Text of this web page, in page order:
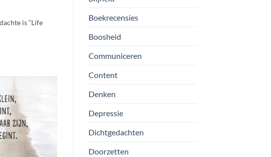
is “Life
Boekrecensies
Boosheid
Communiceren
Content
Denken
Depressie
Dichtgedachten
Doorzetten